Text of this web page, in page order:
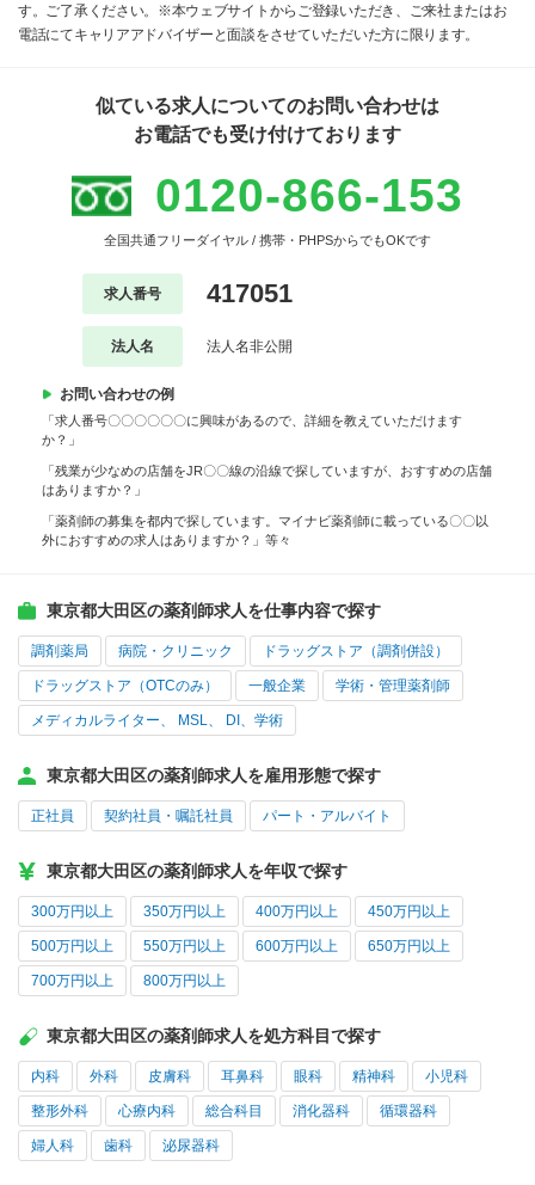
す。ご了承ください。※本ウェブサイトからご登録いただき、ご来社またはお
電話にてキャリアアドバイザーと面談をさせていただいた方に限ります。
似ている求人についてのお問い合わせは
お電話でも受け付けております
0120-866-153
全国共通フリーダイヤル / 携帯・PHPSからでもOKです
求人番号 417051
法人名 法人名非公開
お問い合わせの例
「求人番号〇〇〇〇〇〇に興味があるので、詳細を教えていただけます
か？」
「残業が少なめの店舗をJR〇〇線の沿線で探していますが、おすすめの店舗
はありますか？」
「薬剤師の募集を都内で探しています。マイナビ薬剤師に載っている〇〇以
外におすすめの求人はありますか？」等々
東京都大田区の薬剤師求人を仕事内容で探す
調剤薬局 病院・クリニック ドラッグストア（調剤併設）
ドラッグストア（OTCのみ） 一般企業 学術・管理薬剤師
メディカルライター、 MSL、 DI、学術
東京都大田区の薬剤師求人を雇用形態で探す
正社員 契約社員・嘱託社員 パート・アルバイト
東京都大田区の薬剤師求人を年収で探す
300万円以上 350万円以上 400万円以上 450万円以上
500万円以上 550万円以上 600万円以上 650万円以上
700万円以上 800万円以上
東京都大田区の薬剤師求人を処方科目で探す
内科 外科 皮膚科 耳鼻科 眼科 精神科 小児科
整形外科 心療内科 総合科目 消化器科 循環器科
婦人科 歯科 泌尿器科